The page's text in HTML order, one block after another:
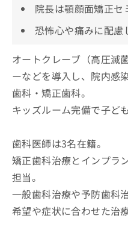
院長は顎顔面矯正セ
恐怖心や痛みに配慮
オートクレーブ（高圧滅
ーなどを導入し、院内感
歯科・矯正歯科。
キッズルーム完備で子ど
歯科医師は3名在籍。
矯正歯科治療とインプラ
担当。
一般歯科治療や予防歯科
希望や症状に合わせた治